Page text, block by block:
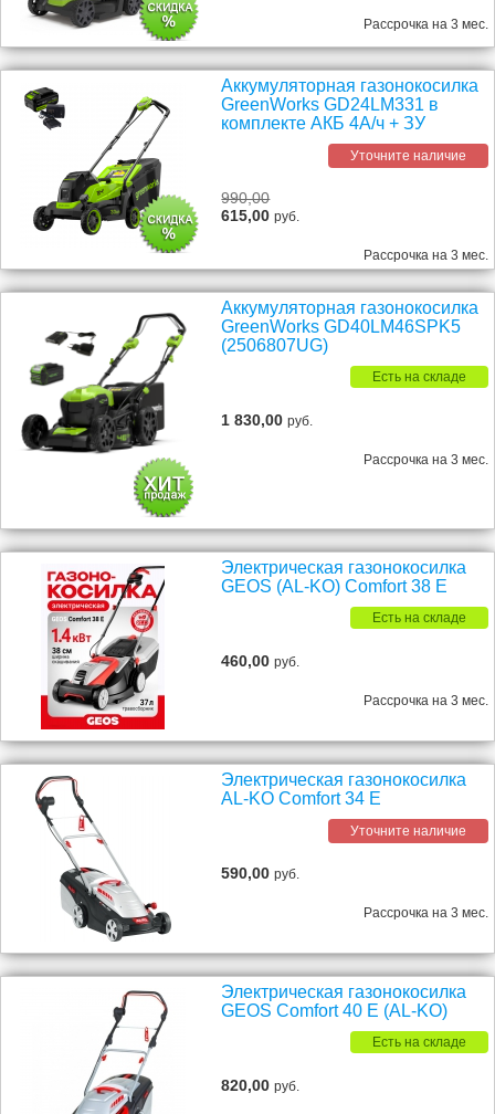
Рассрочка на 3 мес.
Аккумуляторная газонокосилка
GreenWorks GD24LM331 в
комплекте АКБ 4А/ч + ЗУ
Уточните наличие
990,00
615,00руб.
Рассрочка на 3 мес.
Аккумуляторная газонокосилка
GreenWorks GD40LM46SPK5
(2506807UG)
Есть на складе
1 830,00руб.
Рассрочка на 3 мес.
Электрическая газонокосилка
GEOS (AL-KO) Comfort 38 E
Есть на складе
460,00руб.
Рассрочка на 3 мес.
Электрическая газонокосилка
AL-KO Comfort 34 E
Уточните наличие
590,00руб.
Рассрочка на 3 мес.
Электрическая газонокосилка
GEOS Comfort 40 E (AL-KO)
Есть на складе
820,00руб.